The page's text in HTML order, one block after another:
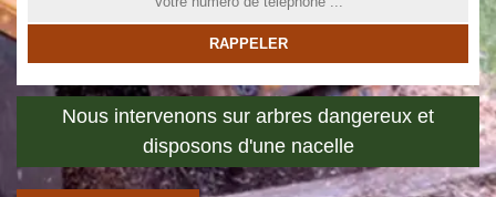
Nous intervenons sur arbres dangereux et
disposons d'une nacelle